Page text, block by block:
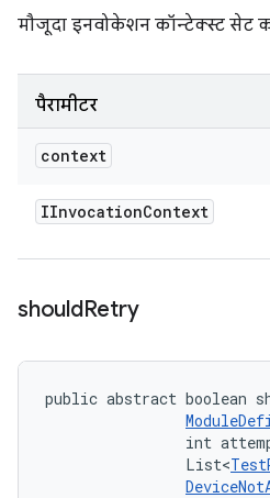
मौजूदा इनवोकेशन कॉन्टेक्स्ट सेट
पैरामीटर
context
IInvocationContext
shouldRetry
public abstract boolean
int
                List<